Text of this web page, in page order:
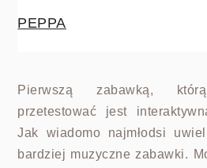
PEPPA
Pierwszą zabawką,
przetestować jest
Jak wiadomo najmłodsi
bardziej muzyczne zabawki.